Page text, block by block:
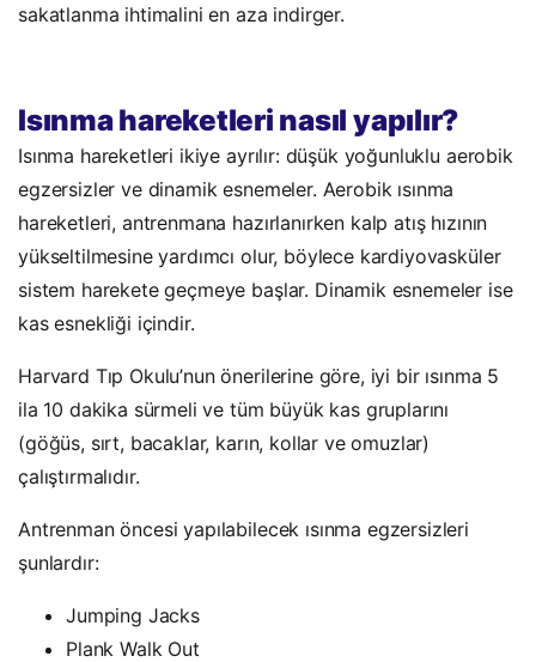
sakatlanma ihtimalini en aza indirger.
Isınma hareketleri nasıl yapılır?
Isınma hareketleri ikiye ayrılır: düşük yoğunluklu aerobik
egzersizler ve dinamik esnemeler. Aerobik ısınma
hareketleri, antrenmana hazırlanırken kalp atış hızının
yükseltilmesine yardımcı olur, böylece kardiyovasküler
sistem harekete geçmeye başlar. Dinamik esnemeler ise
kas esnekliği içindir.
Harvard Tıp Okulu’nun önerilerine göre, iyi bir ısınma 5
ila 10 dakika sürmeli ve tüm büyük kas gruplarını
(göğüs, sırt, bacaklar, karın, kollar ve omuzlar)
çalıştırmalıdır.
Antrenman öncesi yapılabilecek ısınma egzersizleri
şunlardır:
Jumping Jacks
Plank Walk Out